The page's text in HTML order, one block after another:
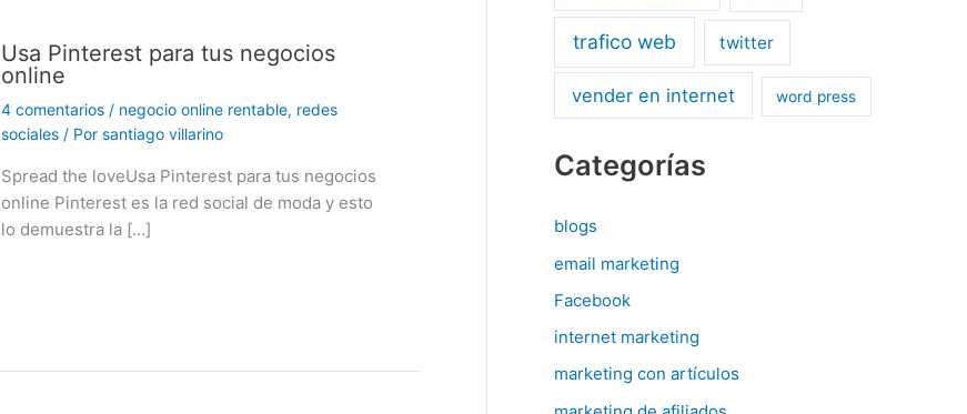
Usa Pinterest para tus negocios
online
4 comentarios / negocio online rentable, redes
sociales / Por santiago villarino
Spread the loveUsa Pinterest para tus negocios
online Pinterest es la red social de moda y esto
lo demuestra la […]
trafico web twitter
vender en internet word press
Categorías
blogs
email marketing
Facebook
internet marketing
marketing con artículos